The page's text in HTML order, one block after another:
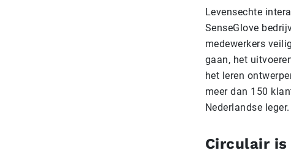
Levensechte
SenseGlove
medewerkers
gaan, het
het leren
meer dan 150
Nederlandse leger.
Circulair